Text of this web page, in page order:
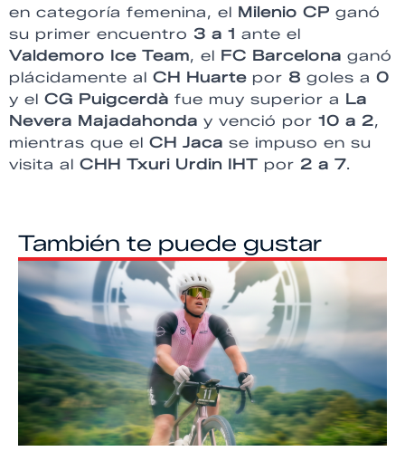
en categoría femenina, el Milenio CP ganó
su primer encuentro 3 a 1 ante el
Valdemoro Ice Team, el FC Barcelona ganó
plácidamente al CH Huarte por 8 goles a 0
y el CG Puigcerdà fue muy superior a La
Nevera Majadahonda y venció por 10 a 2,
mientras que el CH Jaca se impuso en su
visita al CHH Txuri Urdin IHT por 2 a 7.
También te puede gustar